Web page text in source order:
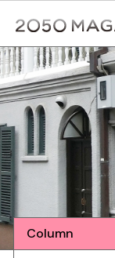
content
Column